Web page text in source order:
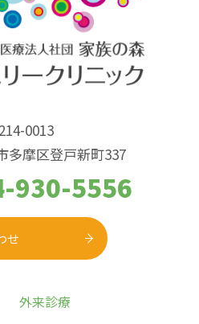
0013
多摩区登戸新町337
930-5556
せ
外来診療